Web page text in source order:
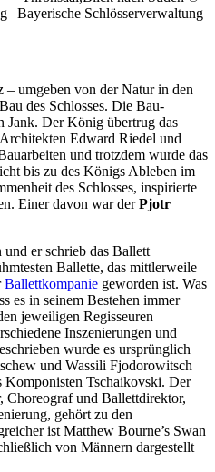
Bayerische Schlösserverwaltung
– umgeben von der Natur in den
des Schlosses. Die Bau-
Jank. Der König übertrug das
Edward Riedel und
und trotzdem wurde das
bis zu des Königs Ableben im
des Schlosses, inspirierte
Einer davon war derPjotr
er schrieb das Ballett
Ballette, das mittlerweile
Ballettkompanie geworden ist. Was
es in seinem Bestehen immer
jeweiligen Regisseuren
Inszenierungen und
wurde es ursprünglich
und Wassili Fjodorowitsch
Komponisten Tschaikovski. Der
Choreograf und Ballettdirektor,
gehört zu den
ist Matthew Bourne’s Swan
von Männern dargestellt